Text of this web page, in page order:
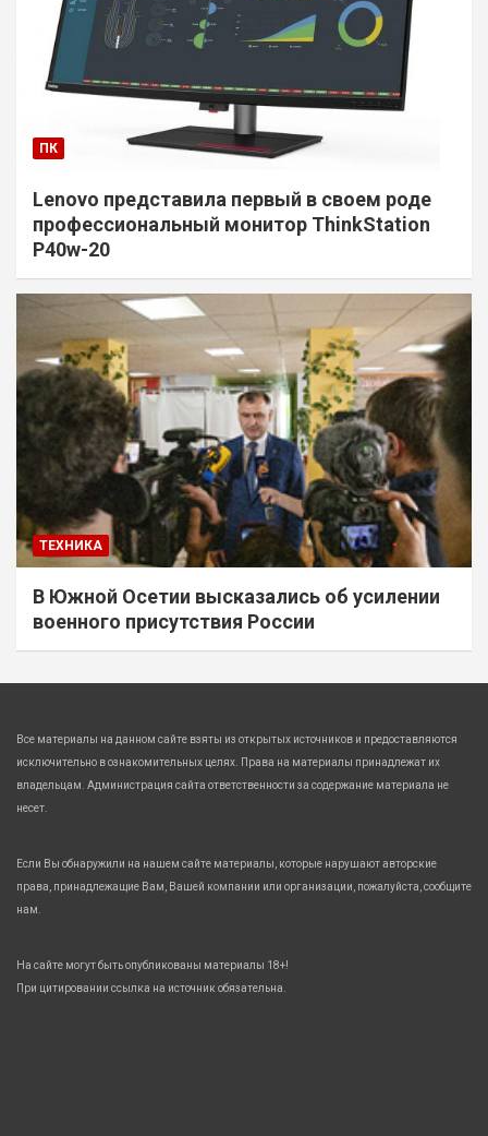
ПК
Lenovo представила первый в своем роде
профессиональный монитор ThinkStation
P40w-20
ТЕХНИКА
В Южной Осетии высказались об усилении
военного присутствия России
Все материалы на данном сайте взяты из открытых источников и предоставляются
исключительно в ознакомительных целях. Права на материалы принадлежат их
владельцам. Администрация сайта ответственности за содержание материала не
несет.
Если Вы обнаружили на нашем сайте материалы, которые нарушают авторские
права, принадлежащие Вам, Вашей компании или организации, пожалуйста, сообщите
нам.
На сайте могут быть опубликованы материалы 18+!
При цитировании ссылка на источник обязательна.